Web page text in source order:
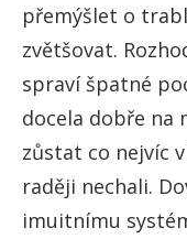
přemýšlet o
zvětšovat.
spraví špatné
docela dobře na
zůstat co nejvíc
raději nechali.
imuitnímu